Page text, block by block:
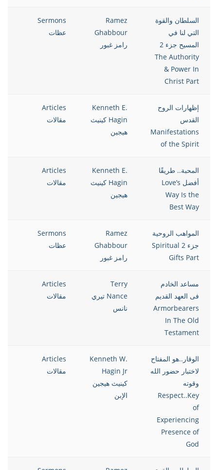
السلطان والقوة
التي لنا في
المسيح جزء 2
The Authority
& Power In
Christ Part
Ramez
Ghabbour
رامز غبور
Sermons
عظات
إظهارات الروح
القدس
Manifestations
of the Spirit
Kenneth E.
Hagin كينيث
هيجين
Articles
مقالات
المحبة.. طريقًا
أفضل Love’s
Way Is the
Best Way
Kenneth E.
Hagin كينيث
هيجين
Articles
مقالات
المواهب الروحية
جزء 2 Spiritual
Gifts Part
Ramez
Ghabbour
رامز غبور
Sermons
عظات
مساعد الخادم
فى العهد القديم
Armorbearers
In The Old
Testament
Terry
Nance تيري
نانس
Articles
مقالات
الوقار..هو المفتاح
لاختبار حضور الله
وقوته
Respect..Key
of
Experiencing
Presence of
God
Kenneth W.
Hagin Jr
كينيث هيجين
الإبن
Articles
مقالات